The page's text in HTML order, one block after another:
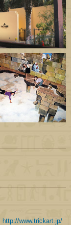
http://www.trickart.jp/